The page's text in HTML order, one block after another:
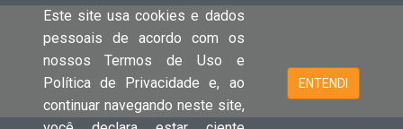
Este site usa cookies e dados
pessoais de acordo com os
nossos Termos de Uso e
Política de Privacidade e, ao
continuar navegando neste site,
ENTENDI